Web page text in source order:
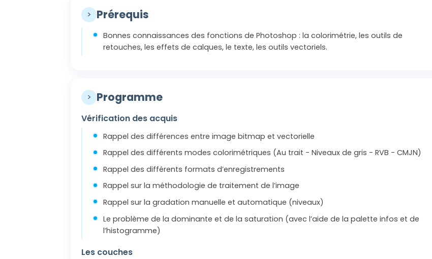
> Prérequis
Bonnes connaissances des fonctions de Photoshop : la colorimétrie, les outils de
retouches, les effets de calques, le texte, les outils vectoriels.
> Programme
Vérification des acquis
Rappel des différences entre image bitmap et vectorielle
Rappel des différents modes colorimétriques (Au trait - Niveaux de gris - RVB - CMJN)
Rappel des différents formats d’enregistrements
Rappel sur la méthodologie de traitement de l’image
Rappel sur la gradation manuelle et automatique (niveaux)
Le problème de la dominante et de la saturation (avec l’aide de la palette infos et de
l’histogramme)
Les couches